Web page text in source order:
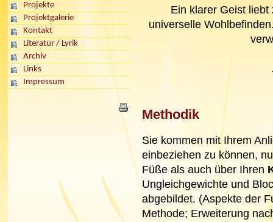
Projekte
Projektgalerie
Kontakt
Literatur / Lyrik
Archiv
Links
Impressum
Ein klarer Geist
universelle
Methodik
Sie kommen mit Ihrem
einbeziehen zu können,
Füße als auch über Ihren
Ungleichgewichte und
abgebildet. (Aspekte der
Methode; Erweiterung